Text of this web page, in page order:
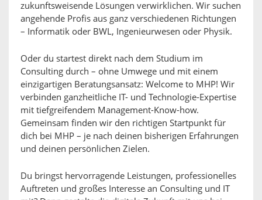
zukunftsweisende Lösungen verwirklichen. Wir suchen
angehende Profis aus ganz verschiedenen Richtungen
– Informatik oder BWL, Ingenieurwesen oder Physik.
Oder du startest direkt nach dem Studium im
Consulting durch – ohne Umwege und mit einem
einzigartigen Beratungsansatz: Welcome to MHP! Wir
verbinden ganzheitliche IT- und Technologie-Expertise
mit tiefgreifendem Management-Know-how.
Gemeinsam finden wir den richtigen Startpunkt für
dich bei MHP – je nach deinen bisherigen Erfahrungen
und deinen persönlichen Zielen.
Du bringst hervorragende Leistungen, professionelles
Auftreten und großes Interesse an Consulting und IT